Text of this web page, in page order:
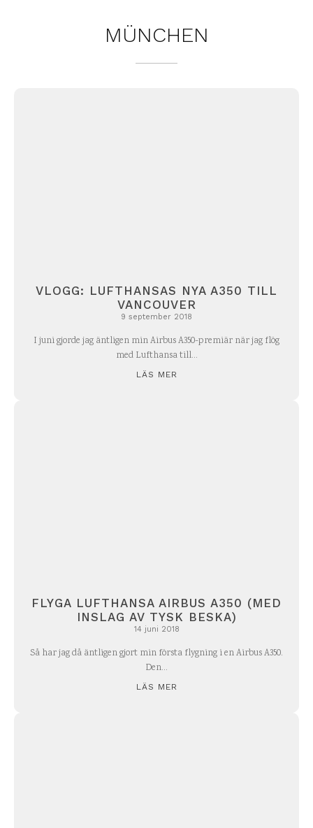
MÜNCHEN
VLOGG: LUFTHANSAS NYA A350 TILL
VANCOUVER
9 september 2018
I juni gjorde jag äntligen min Airbus A350-premiär när jag flög
med Lufthansa till...
LÄS MER
FLYGA LUFTHANSA AIRBUS A350 (MED
INSLAG AV TYSK BESKA)
14 juni 2018
Så har jag då äntligen gjort min första flygning i en Airbus A350.
Den...
LÄS MER